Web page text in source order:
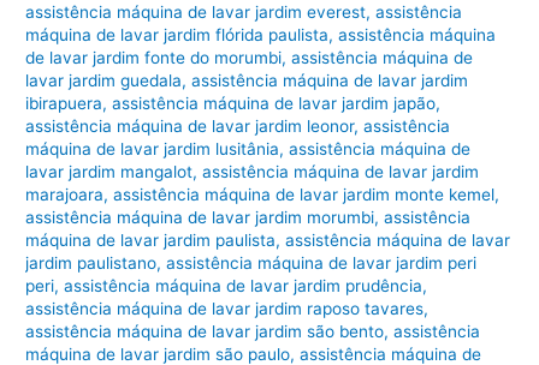
assistência máquina de lavar jardim everest,assistência
máquina de lavar jardim flórida paulista,assistência máquina
de lavar jardim fonte do morumbi,assistência máquina de
lavar jardim guedala,assistência máquina de lavar jardim
ibirapuera,assistência máquina de lavar jardim japão,
assistência máquina de lavar jardim leonor,assistência
máquina de lavar jardim lusitânia,assistência máquina de
lavar jardim mangalot,assistência máquina de lavar jardim
marajoara,assistência máquina de lavar jardim monte kemel,
assistência máquina de lavar jardim morumbi,assistência
máquina de lavar jardim paulista,assistência máquina de lavar
jardim paulistano,assistência máquina de lavar jardim peri
peri,assistência máquina de lavar jardim prudência,
assistência máquina de lavar jardim raposo tavares,
assistência máquina de lavar jardim são bento,assistência
máquina de lavar jardim são paulo,assistência máquina de